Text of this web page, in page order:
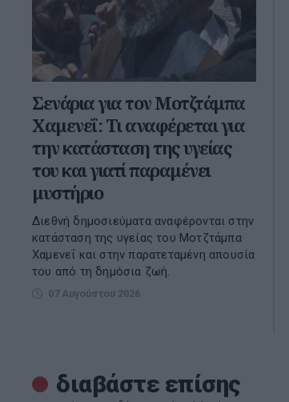
Σενάρια για τον Μοτζτάμπα
Χαμενεΐ: Τι αναφέρεται για
την κατάσταση της υγείας
του και γιατί παραμένει
μυστήριο
Διεθνή δημοσιεύματα αναφέρονται στην
κατάσταση της υγείας του Μοτζτάμπα
Χαμενεΐ και στην παρατεταμένη απουσία
του από τη δημόσια ζωή.
07 Αυγούστου 2026
διαβάστε επίσης